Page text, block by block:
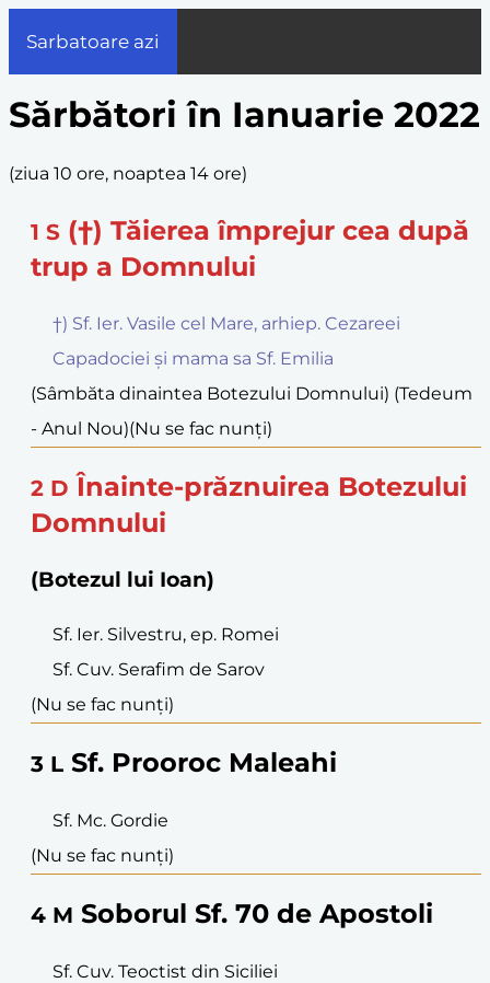
Sarbatoare azi
Sărbători în Ianuarie 2022
(ziua 10 ore, noaptea 14 ore)
1 S (†) Tăierea împrejur cea după
trup a Domnului
†) Sf. Ier. Vasile cel Mare, arhiep. Cezareei
Capadociei și mama sa Sf. Emilia
(Sâmbăta dinaintea Botezului Domnului) (Tedeum
- Anul Nou)(Nu se fac nunți)
2 D Înainte-prăznuirea Botezului
Domnului
(Botezul lui Ioan)
Sf. Ier. Silvestru, ep. Romei
Sf. Cuv. Serafim de Sarov
(Nu se fac nunți)
3 L Sf. Prooroc Maleahi
Sf. Mc. Gordie
(Nu se fac nunți)
4 M Soborul Sf. 70 de Apostoli
Sf. Cuv. Teoctist din Siciliei